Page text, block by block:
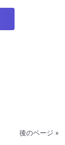
後のページ »